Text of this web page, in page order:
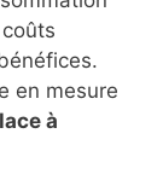
en mesure
à